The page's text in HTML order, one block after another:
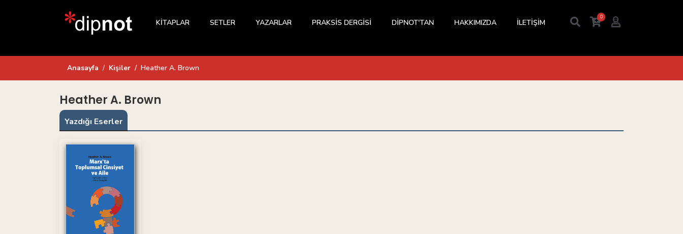
KİTAPLAR SETLER YAZARLAR PRAKSİS DERGİSİ DİPNOT'TAN HAKKIMIZDA İLETİŞİM
0
Anasayfa Kişiler Heather A. Brown
Heather A. Brown
Yazdığı Eserler